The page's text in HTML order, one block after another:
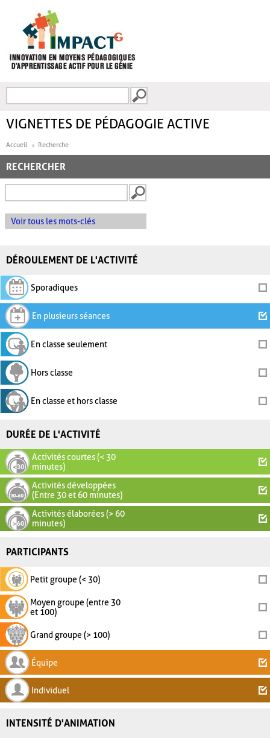
FORMULAIRE DE
VIGNETTES DE PÉDAGOGIE ACTIVE
Accueil Recherche
RECHERCHER
Voir tous les mots-clés
DÉROULEMENT DE L'ACTIVITÉ
Sporadiques
En plusieurs séances
En classe seulement
Hors classe
En classe et hors classe
DURÉE DE L'ACTIVITÉ
Activités courtes (< 30
minutes)
Activités développées
(Entre 30 et 60 minutes)
Activités élaborées (> 60
minutes)
PARTICIPANTS
Petit groupe (< 30)
Moyen groupe (entre 30
et 100)
Grand groupe (> 100)
Équipe
Individuel
INTENSITÉ D'ANIMATION